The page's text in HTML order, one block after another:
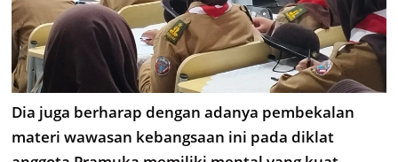
Dia juga berharap dengan adanya pembekalan
materi wawasan kebangsaan ini pada diklat